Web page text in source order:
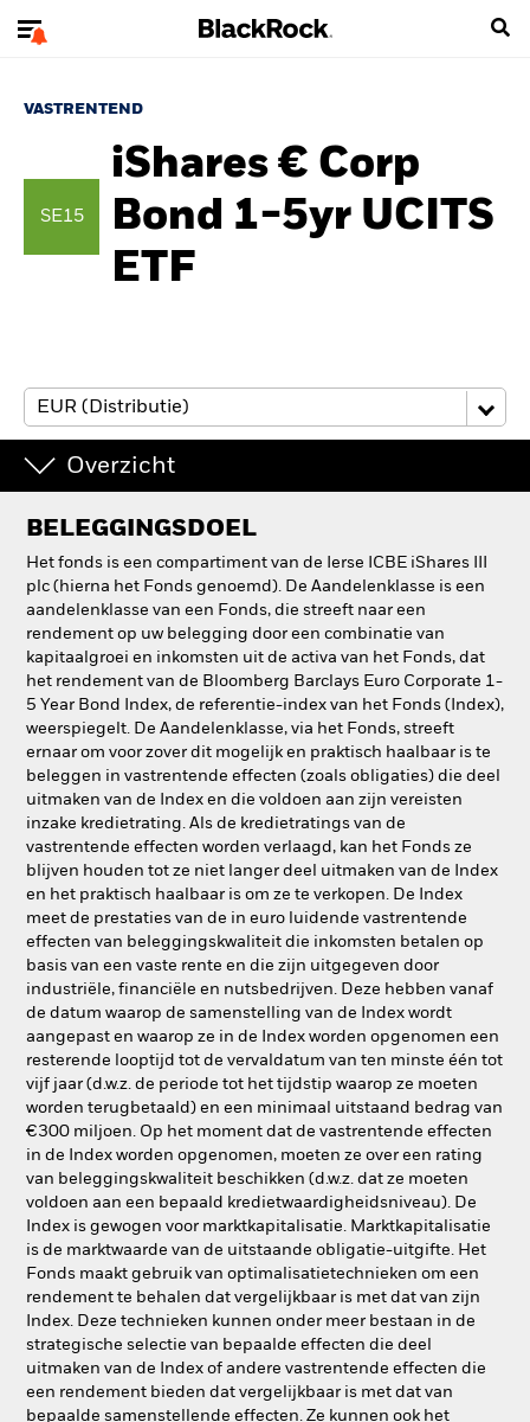
VASTRENTEND
SE15
iShares € Corp
Bond 1-5yr UCITS
ETF
Overzicht
BELEGGINGSDOEL
Het fonds is een compartiment van de Ierse ICBE iShares III
plc (hierna het Fonds genoemd). De Aandelenklasse is een
aandelenklasse van een Fonds, die streeft naar een
rendement op uw belegging door een combinatie van
kapitaalgroei en inkomsten uit de activa van het Fonds, dat
het rendement van de Bloomberg Barclays Euro Corporate 1-
5 Year Bond Index, de referentie-index van het Fonds (Index),
weerspiegelt. De Aandelenklasse, via het Fonds, streeft
ernaar om voor zover dit mogelijk en praktisch haalbaar is te
beleggen in vastrentende effecten (zoals obligaties) die deel
uitmaken van de Index en die voldoen aan zijn vereisten
inzake kredietrating. Als de kredietratings van de
vastrentende effecten worden verlaagd, kan het Fonds ze
blijven houden tot ze niet langer deel uitmaken van de Index
en het praktisch haalbaar is om ze te verkopen. De Index
meet de prestaties van de in euro luidende vastrentende
effecten van beleggingskwaliteit die inkomsten betalen op
basis van een vaste rente en die zijn uitgegeven door
industriële, financiële en nutsbedrijven. Deze hebben vanaf
de datum waarop de samenstelling van de Index wordt
aangepast en waarop ze in de Index worden opgenomen een
resterende looptijd tot de vervaldatum van ten minste één tot
vijf jaar (d.w.z. de periode tot het tijdstip waarop ze moeten
worden terugbetaald) en een minimaal uitstaand bedrag van
€300 miljoen. Op het moment dat de vastrentende effecten
in de Index worden opgenomen, moeten ze over een rating
van beleggingskwaliteit beschikken (d.w.z. dat ze moeten
voldoen aan een bepaald kredietwaardigheidsniveau). De
Index is gewogen voor marktkapitalisatie. Marktkapitalisatie
is de marktwaarde van de uitstaande obligatie-uitgifte. Het
Fonds maakt gebruik van optimalisatietechnieken om een
rendement te behalen dat vergelijkbaar is met dat van zijn
Index. Deze technieken kunnen onder meer bestaan in de
strategische selectie van bepaalde effecten die deel
uitmaken van de Index of andere vastrentende effecten die
een rendement bieden dat vergelijkbaar is met dat van
bepaalde samenstellende effecten. Ze kunnen ook het